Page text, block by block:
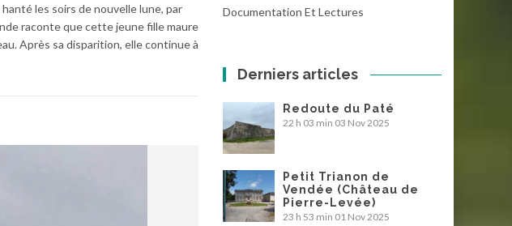
les soirs de nouvelle lune, par
raconte que cette jeune fille maure
Après sa disparition, elle continue à
Documentation Et Lectures
Derniers articles
Redoute du Paté
22 h 03 min 03 Nov 2025
Petit Trianon de
Vendée (Château de
Pierre-Levée)
23 h 53 min 01 Nov 2025